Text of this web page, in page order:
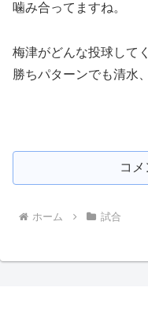
噛み合ってますね。
梅津がどんな投球して
勝ちパターンでも清水
コ
ホーム 試合